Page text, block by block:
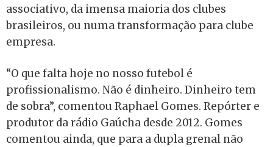
associativo, da imensa maioria dos clubes
brasileiros, ou numa transformação para clube
empresa.
“O que falta hoje no nosso futebol é
profissionalismo. Não é dinheiro. Dinheiro tem
de sobra”, comentou Raphael Gomes. Repórter e
produtor da rádio Gaúcha desde 2012. Gomes
comentou ainda, que para a dupla grenal não